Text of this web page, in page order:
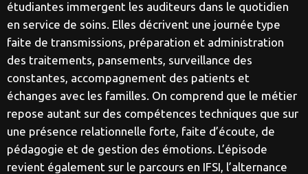
étudiantes immergent les auditeurs dans le quotidien
en service de soins. Elles décrivent une journée type
faite de transmissions, préparation et administration
des traitements, pansements, surveillance des
constantes, accompagnement des patients et
échanges avec les familles. On comprend que le métier
repose autant sur des compétences techniques que sur
une présence relationnelle forte, faite d’écoute, de
pédagogie et de gestion des émotions. L’épisode
revient également sur le parcours en IFSI, l’alternance